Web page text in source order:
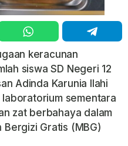
keracunan
siswa SD Negeri 12
Adinda Karunia Ilahi
sementara
zat berbahaya dalam
Bergizi Gratis (MBG)